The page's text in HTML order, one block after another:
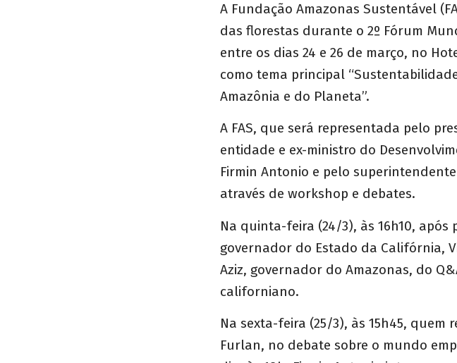
A Fundação Amazonas Sustentável
das florestas durante o 2º Fórum
entre os dias 24 e 26 de março, no
como tema principal
Amazônia e do Planeta”.
A FAS, que será representada pelo
entidade e ex-ministro do
Firmin Antonio e pelo
através de workshop e debates.
Na quinta-feira (24/3), às 16h10,
governador do Estado da Califórnia,
Aziz, governador do Amazonas, do
californiano.
Na sexta-feira (25/3), às 15h45, quem
Furlan, no debate sobre o mundo